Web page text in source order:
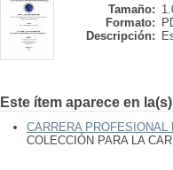
Tamaño:
Formato:
Descripción:
Este ítem aparece en
CARRERA
COLECCIÓN PARA LA